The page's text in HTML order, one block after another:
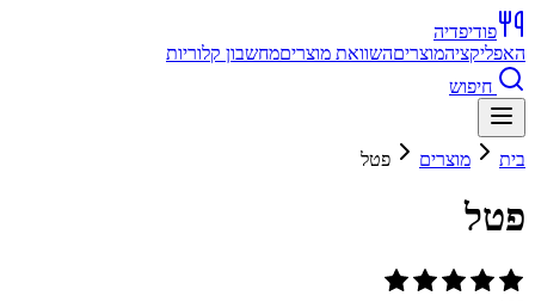
פודיפדיה
האפליקציהמוצריםהשוואת מוצריםמחשבון קלוריות
חיפוש
בית מוצרים פטל
פטל